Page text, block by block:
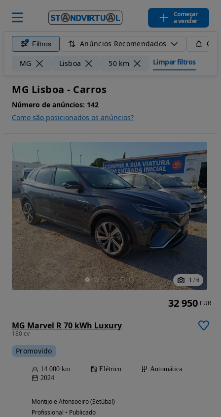
Começar
a vender
Filtros Anúncios Recomendados
MG Lisboa 50 km Limpar filtros
MG Lisboa - Carros
Número de anúncios: 142
Como são posicionados os anúncios?
1 / 6
MG Marvel R 70 kWh Luxury
180 cv
Promovido
14 000 km Elétrico
Automática
2024
Montijo e Afonsoeiro (Setúbal)
Profissional • Publicado
32 950 EUR